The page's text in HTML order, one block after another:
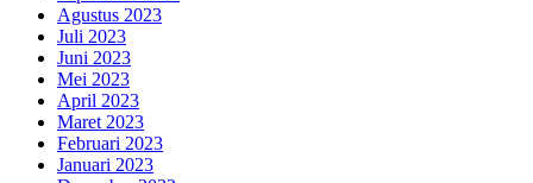
Agustus 2023
Juli 2023
Juni 2023
Mei 2023
April 2023
Maret 2023
Februari 2023
Januari 2023